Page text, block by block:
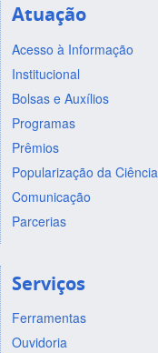
Atuação
Acesso à Informação
Institucional
Bolsas e Auxílios
Programas
Prêmios
Popularização da Ciência
Comunicação
Parcerias
Serviços
Ferramentas
Ouvidoria